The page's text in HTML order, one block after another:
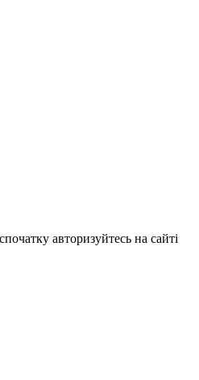
авторизуйтесь на сайті